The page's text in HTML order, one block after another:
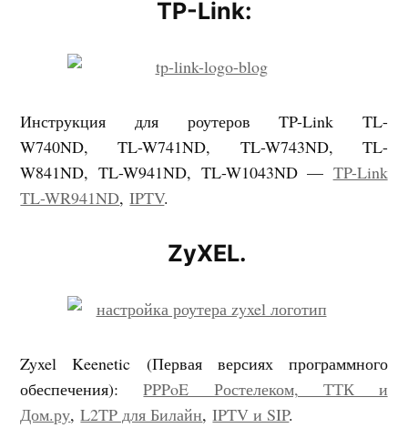
TP-Link:
Инструкция для роутеров TP-Link TL-
W740ND,TL-W741ND, TL-W743ND, TL-
W841ND,TL-W941ND, TL-W1043ND — TP-Link
TL-WR941ND,IPTV.
ZyXEL.
Zyxel Keenetic (Первая версиях программного
обеспечения):PPPoE Ростелеком, ТТК и
Дом.ру,L2TP для Билайн,IPTV и SIP.